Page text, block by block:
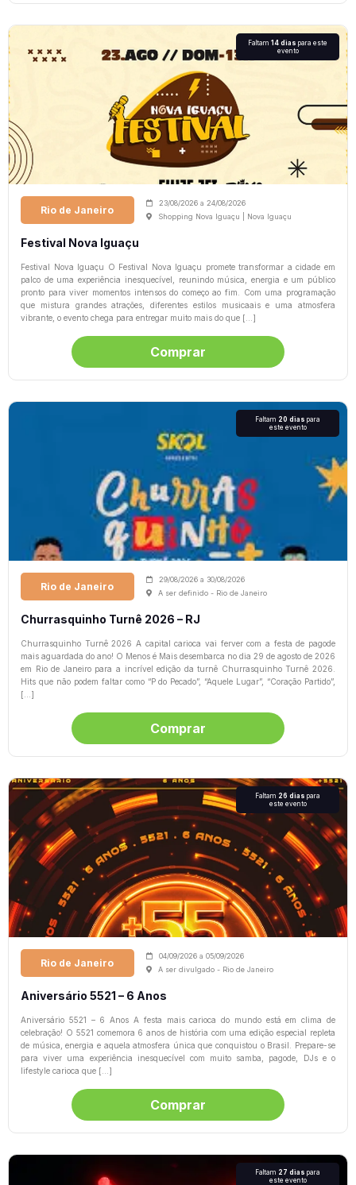
Faltam 14 dias para este
evento
Rio de Janeiro
23/08/2026a 24/08/2026
Shopping Nova Iguaçu | Nova Iguaçu
Festival Nova Iguaçu
Festival Nova Iguaçu O Festival Nova Iguaçu promete transformar a cidade em
palco de uma experiência inesquecível, reunindo música, energia e um público
pronto para viver momentos intensos do começo ao fim. Com uma programação
que mistura grandes atrações, diferentes estilos musicaais e uma atmosfera
vibrante, o evento chega para entregar muito mais do que […]
Comprar
Faltam 20 dias para
este evento
Rio de Janeiro
29/08/2026a 30/08/2026
A ser definido - Rio de Janeiro
Churrasquinho Turnê 2026 – RJ
Churrasquinho Turnê 2026 A capital carioca vai ferver com a festa de pagode
mais aguardada do ano! O Menos é Mais desembarca no dia 29 de agosto de 2026
em Rio de Janeiro para a incrível edição da turnê Churrasquinho Turnê 2026.
Hits que não podem faltar como “P do Pecado”, “Aquele Lugar”, “Coração Partido”,
[…]
Comprar
Faltam 26 dias para
este evento
Rio de Janeiro
04/09/2026a 05/09/2026
A ser divulgado - Rio de Janeiro
Aniversário 5521 – 6 Anos
Aniversário 5521 – 6 Anos A festa mais carioca do mundo está em clima de
celebração! O 5521 comemora 6 anos de história com uma edição especial repleta
de música, energia e aquela atmosfera única que conquistou o Brasil. Prepare-se
para viver uma experiência inesquecível com muito samba, pagode, DJs e o
lifestyle carioca que […]
Comprar
Faltam 27 dias para
este evento